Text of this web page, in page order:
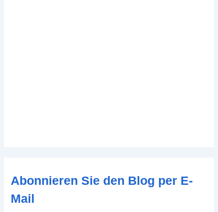
Abonnieren Sie den Blog per E-
Mail